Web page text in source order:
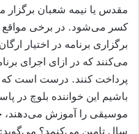
مقدس یا نیمه شعبان برگزار
کسر می‌شود. در برخی مواقع
برگزاری برنامه در اختیار
می‌کنند که در ازای اجرای
پرداخت کنند. درست است که
باشیم این خواننده بلوچ در
موسیقی را آموزش می‌دهند،
سال تامین می‌کنمد؟ می‌گوید: